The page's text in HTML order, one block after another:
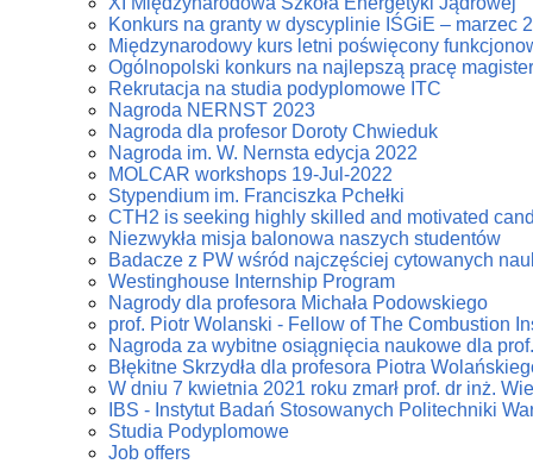
Konkurs na granty w dyscyplinie IŚGiE – marzec
Międzynarodowy kurs letni poświęcony
Ogólnopolski konkurs na najlepszą pracę
Rekrutacja na studia podyplomowe ITC
Nagroda NERNST 2023
Nagroda dla profesor Doroty Chwieduk
Nagroda im. W. Nernsta edycja 2022
MOLCAR workshops 19-Jul-2022
Stypendium im. Franciszka Pchełki
CTH2 is seeking highly skilled and motivated
Niezwykła misja balonowa naszych studentów
Badacze z PW wśród najczęściej cytowanych
Westinghouse Internship Program
Nagrody dla profesora Michała Podowskiego
prof. Piotr Wolanski - Fellow of The Combustion
Nagroda za wybitne osiągnięcia naukowe dla
Błękitne Skrzydła dla profesora Piotra
W dniu 7 kwietnia 2021 roku zmarł prof. dr inż.
IBS - Instytut Badań Stosowanych Politechniki
Studia Podyplomowe
Job offers